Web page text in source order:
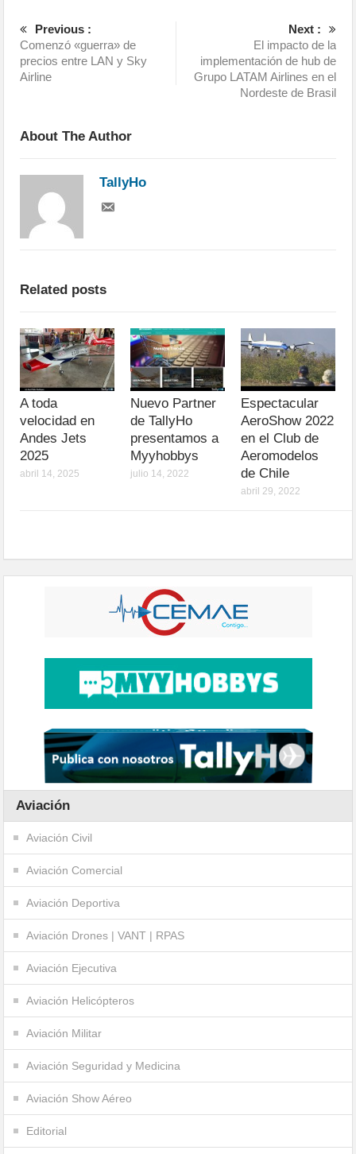
Previous :
Comenzó «guerra» de
precios entre LAN y Sky
Airline
Next :
El impacto de la
implementación de hub de
Grupo LATAM Airlines en el
Nordeste de Brasil
About The Author
TallyHo
Related posts
A toda
velocidad en
Andes Jets
2025
abril 14, 2025
Nuevo Partner
de TallyHo
presentamos a
Myyhobbys
julio 14, 2022
Espectacular
AeroShow 2022
en el Club de
Aeromodelos
de Chile
abril 29, 2022
Aviación
Aviación Civil
Aviación Comercial
Aviación Deportiva
Aviación Drones | VANT | RPAS
Aviación Ejecutiva
Aviación Helicópteros
Aviación Militar
Aviación Seguridad y Medicina
Aviación Show Aéreo
Editorial